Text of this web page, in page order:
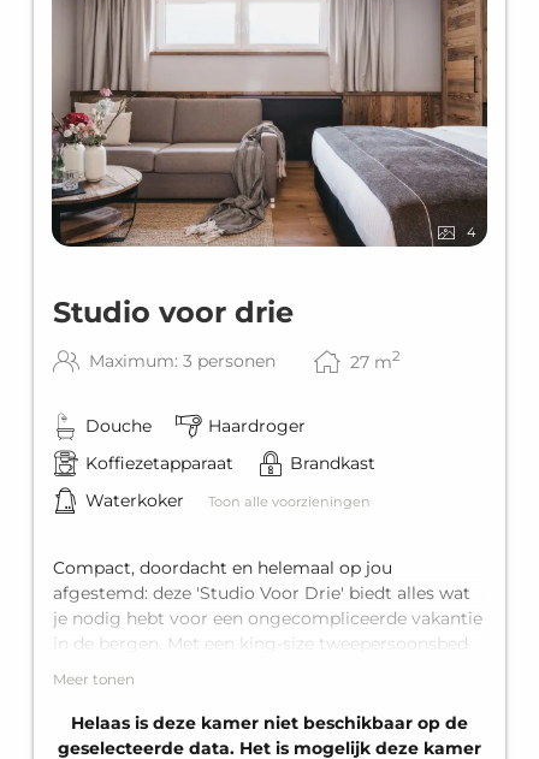
4
Studio voor drie
Maximum: 3 personen 27 m2
Douche
Haardroger
Koffiezetapparaat
Brandkast
Waterkoker
Toon alle voorzieningen
Compact, doordacht en helemaal op jou
afgestemd: deze 'Studio Voor Drie' biedt alles wat
je nodig hebt voor een ongecompliceerde vakantie
in de bergen. Met een king-size tweepersoonsbed
en een comfortabele eenpersoons slaapbank óf
De studio beschikt over een eigen badkamer met
douche.
Meer tonen
Helaas is deze kamer niet beschikbaar op de
geselecteerde data. Het is mogelijk deze kamer